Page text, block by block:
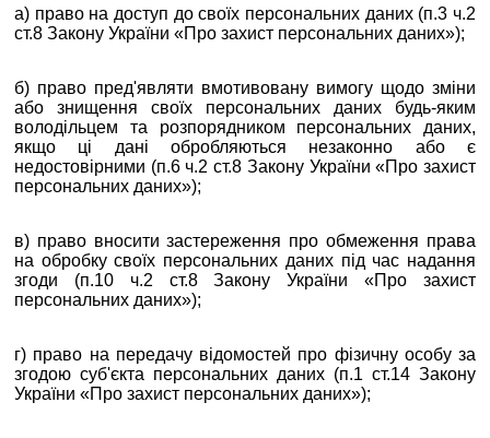
а) право на доступ до своїх персональних даних (п.3 ч.2
ст.8 Закону України «Про захист персональних даних»);
б) право пред'являти вмотивовану вимогу щодо зміни
або знищення своїх персональних даних будь-яким
володільцем та розпорядником персональних даних,
якщо ці дані обробляються незаконно або є
недостовірними (п.6 ч.2 ст.8 Закону України «Про захист
персональних даних»);
в) право вносити застереження про обмеження права
на обробку своїх персональних даних під час надання
згоди (п.10 ч.2 ст.8 Закону України «Про захист
персональних даних»);
г) право на передачу відомостей про фізичну особу за
згодою суб'єкта персональних даних (п.1 ст.14 Закону
України «Про захист персональних даних»);